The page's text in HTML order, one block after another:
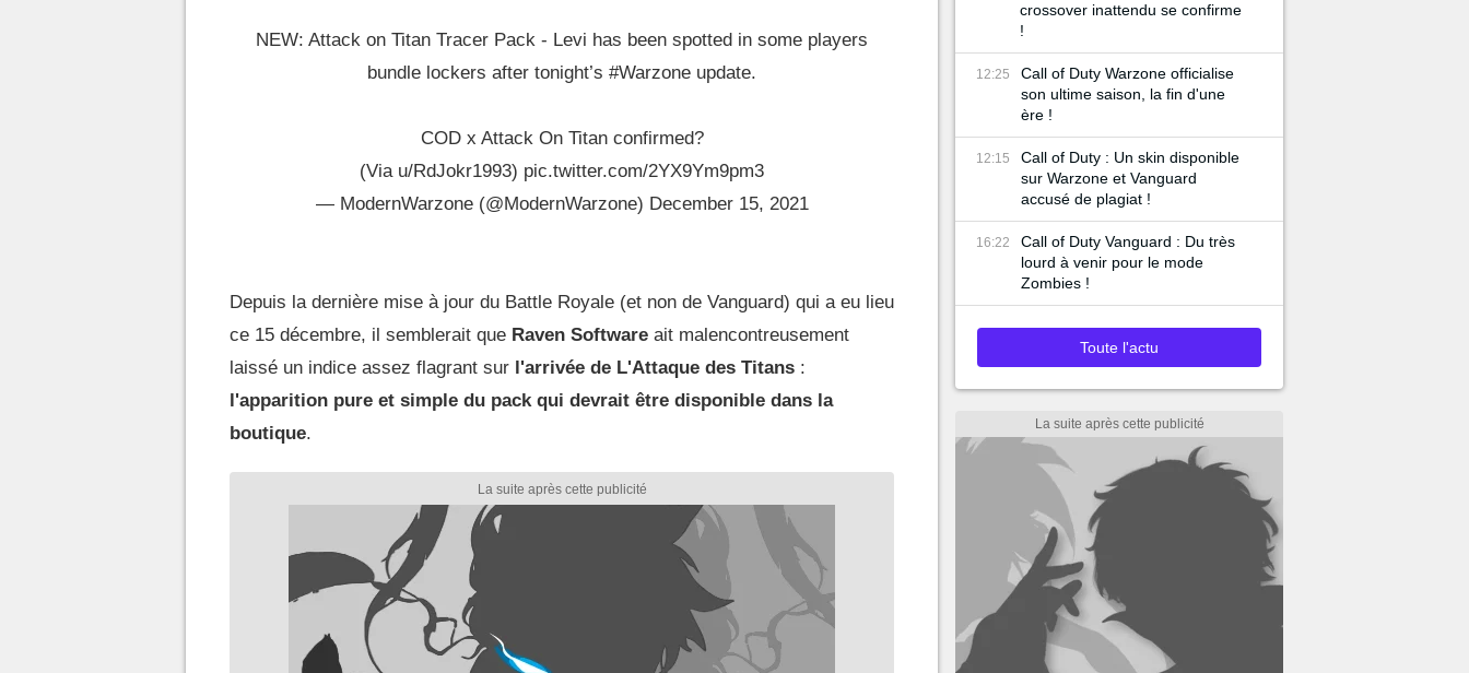
NEW: Attack on Titan Tracer Pack - Levi has been spotted in some players
bundle lockers after tonight’s #Warzone update.
COD x Attack On Titan confirmed?
(Via u/RdJokr1993) pic.twitter.com/2YX9Ym9pm3
— ModernWarzone (@ModernWarzone) December 15, 2021
Depuis la dernière mise à jour du Battle Royale (et non de Vanguard) qui a eu lieu
ce 15 décembre, il semblerait que Raven Software ait malencontreusement
laissé un indice assez flagrant sur l'arrivée de L'Attaque des Titans :
l'apparition pure et simple du pack qui devrait être disponible dans la
boutique.
crossover inattendu se confirme
!
12:25
Call of Duty Warzone officialise
son ultime saison, la fin d'une
ère !
12:15
Call of Duty : Un skin disponible
sur Warzone et Vanguard
accusé de plagiat !
16:22
Call of Duty Vanguard : Du très
lourd à venir pour le mode
Zombies !
Toute l'actu